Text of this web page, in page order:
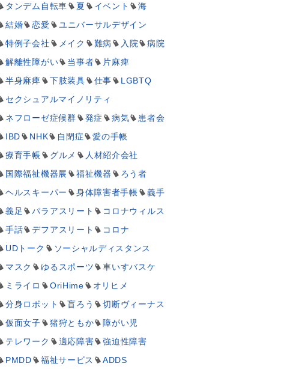
タンデム自転車
夏 イベント
海
結婚
恋愛
ユニバーサルデザイン
特例子会社
メイク 難病 入院
病院
解離性障がい
当事者
片麻痺
半身麻痺
下肢装具 仕事
LGBTQ
セクシュアルマイノリティ
ネフローゼ症候群
発症 病気
患者会
IBD
NHK 自閉症
愛の手帳
療育手帳
グルメ
人材紹介会社
国際福祉機器展
福祉機器
ろう者
ヘルスキーパー
身体障害者手帳
義手
義足
パラアスリート
コロナウィルス
手話
デフアスリート
コロナ
UDトーク
ソーシャルディスタンス
マスク
ゆるスポーツ
車いすバスケ
ミライロ
OriHime
オリヒメ
分身ロボット
盲ろう
切断ヴィーナス
仮面女子
猪狩ともか
障がい児
テレワーク
適応障害
強迫性障害
PMDD
福祉サービス
ADDS